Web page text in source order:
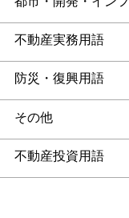
不動産実務用語
防災・復興用語
その他
不動産投資用語